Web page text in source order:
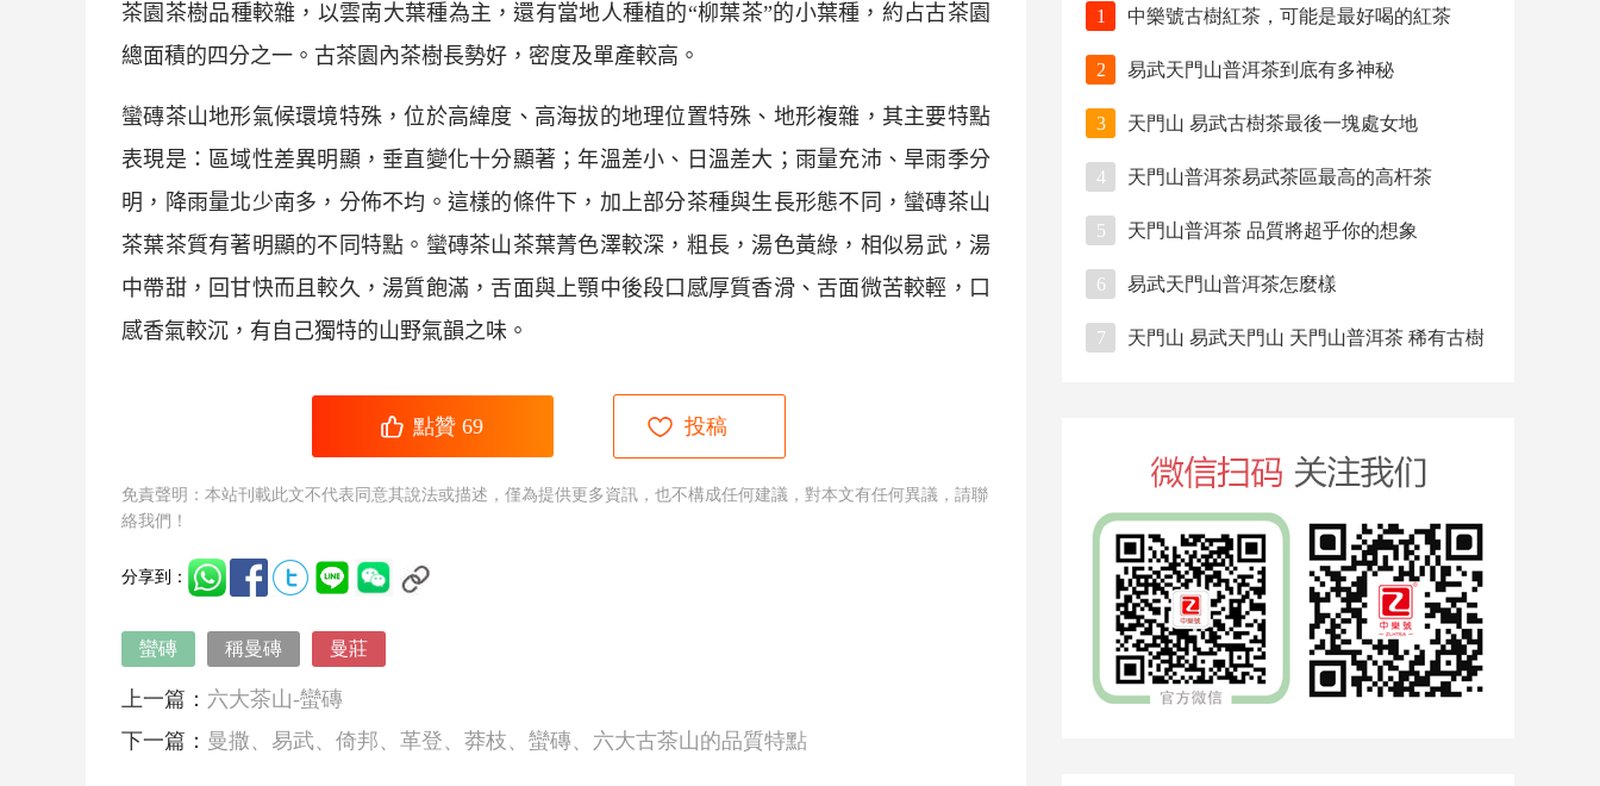
茶園茶樹品種較雜，以雲南大葉種為主，還有當地人種植的“柳葉茶”的小葉種，約占古茶園
總面積的四分之一。古茶園內茶樹長勢好，密度及單產較高。
蠻磚茶山地形氣候環境特殊，位於高緯度、高海拔的地理位置特殊、地形複雜，其主要特點
表現是：區域性差異明顯，垂直變化十分顯著；年溫差小、日溫差大；雨量充沛、旱雨季分
明，降雨量北少南多，分佈不均。這樣的條件下，加上部分茶種與生長形態不同， 蠻磚茶山
茶葉茶質有著明顯的不同特點。 蠻磚茶山茶葉菁色澤較深，粗長，湯色黃綠，相似易武，湯
中帶甜，回甘快而且較久，湯質飽滿，舌面與上顎中後段口感厚質香滑、舌面微苦較輕，口
感香氣較沉，有自己獨特的山野氣韻之味。
點贊 69 投稿
免責聲明：本站刊載此文不代表同意其說法或描述，僅為提供更多資訊，也不構成任何建議，對本文有任何異議，請聯
絡我們！
分享到：
蠻磚 稱曼磚 曼莊
上一篇： 六大茶山-蠻磚
下一篇： 曼撒、易武、倚邦、革登、莽枝、蠻磚、六大古茶山的品質特點
1 中樂號古樹紅茶，可能是最好喝的紅茶
2 易武天門山普洱茶到底有多神秘
3 天門山 易武古樹茶最後一塊處女地
4 天門山普洱茶易武茶區最高的高杆茶
5 天門山普洱茶 品質將超乎你的想象
6 易武天門山普洱茶怎麼樣
7 天門山 易武天門山 天門山普洱茶 稀有古樹